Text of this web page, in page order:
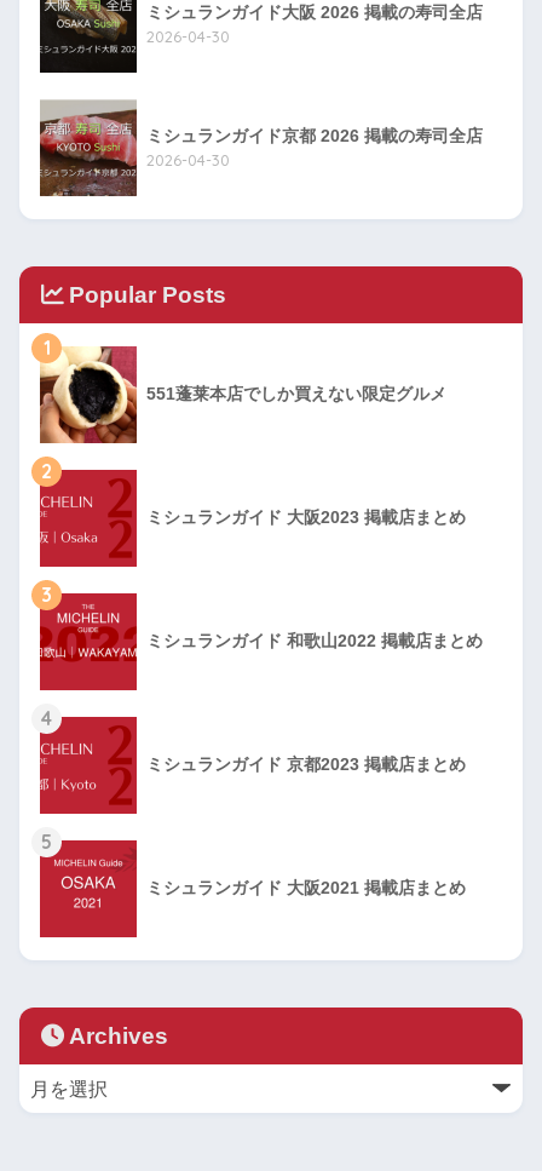
ミシュランガイド大阪 2026 掲載の寿司全店
2026-04-30
ミシュランガイド京都 2026 掲載の寿司全店
2026-04-30
Popular Posts
1
551蓬莱本店でしか買えない限定グルメ
2
ミシュランガイド 大阪2023 掲載店まとめ
3
ミシュランガイド 和歌山2022 掲載店まとめ
4
ミシュランガイド 京都2023 掲載店まとめ
5
ミシュランガイド 大阪2021 掲載店まとめ
Archives